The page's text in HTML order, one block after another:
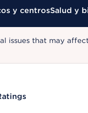
y centrosSalud y
issues that may